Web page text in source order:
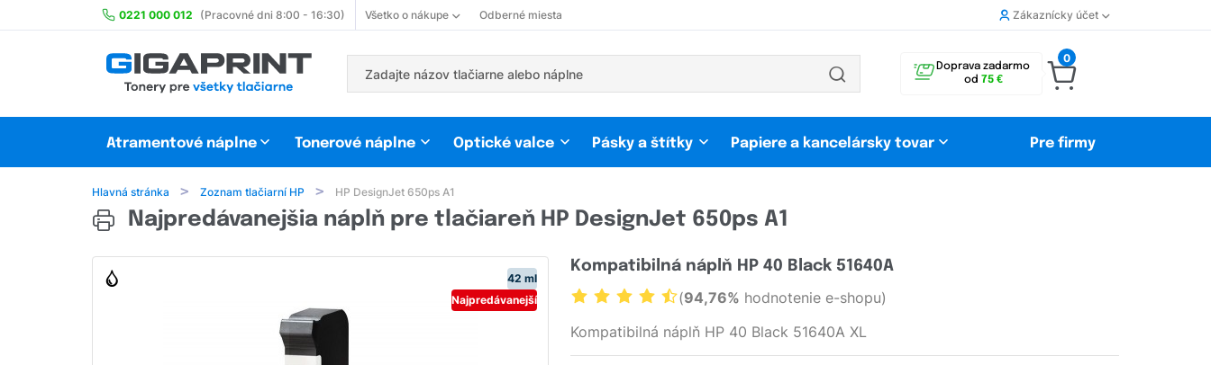
0221 000 012 (Pracovné dni 8:00 - 16:30) Všetko o nákupe Odberné miesta Zákaznícky účet
Doprava zadarmo
od 75 €
0
Atramentové náplne Tonerové náplne Optické valce Pásky a štítky Papiere a kancelársky tovar Pre firmy
Hlavná stránka Zoznam tlačiarní HP HP DesignJet 650ps A1
Najpredávanejšia náplň pre tlačiareň HP DesignJet 650ps A1
42 ml
Najpredávanejší
Kompatibilná náplň HP 40 Black 51640A
(94,76% hodnotenie e-shopu)
Kompatibilná náplň HP 40 Black 51640A XL